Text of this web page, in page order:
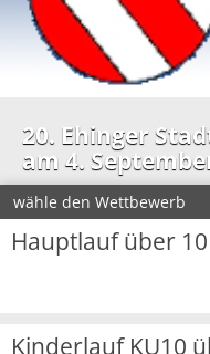
20. Ehinger
am 4.
wähle den Wettbewerb
Hauptlauf über
Kinderlauf KU10